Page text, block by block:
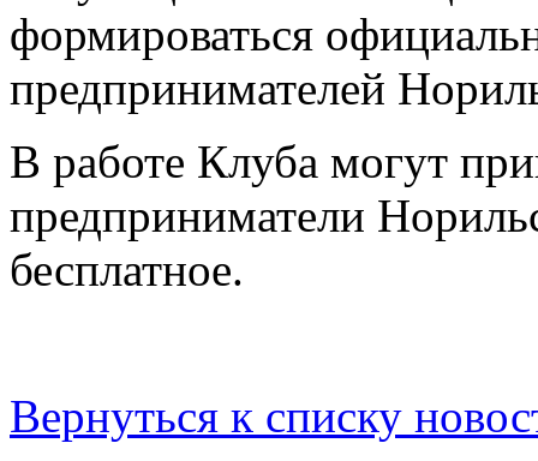
формироваться
предпринимателей
В работе Клуба могут
предприниматели
бесплатное.
Вернуться к списку